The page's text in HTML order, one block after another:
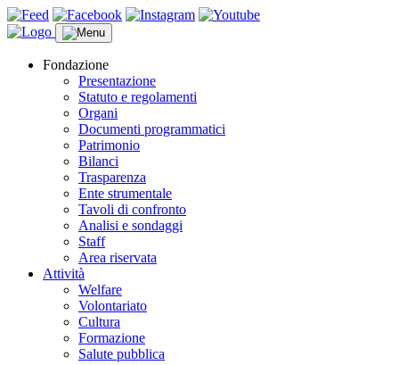
Fondazione
Presentazione
Statuto e regolamenti
Organi
Documenti programmatici
Patrimonio
Bilanci
Trasparenza
Ente strumentale
Tavoli di confronto
Analisi e sondaggi
Staff
Area riservata
Attività
Welfare
Volontariato
Cultura
Formazione
Salute pubblica